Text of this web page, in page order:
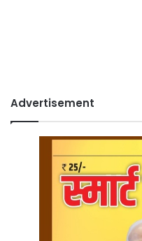
Advertisement